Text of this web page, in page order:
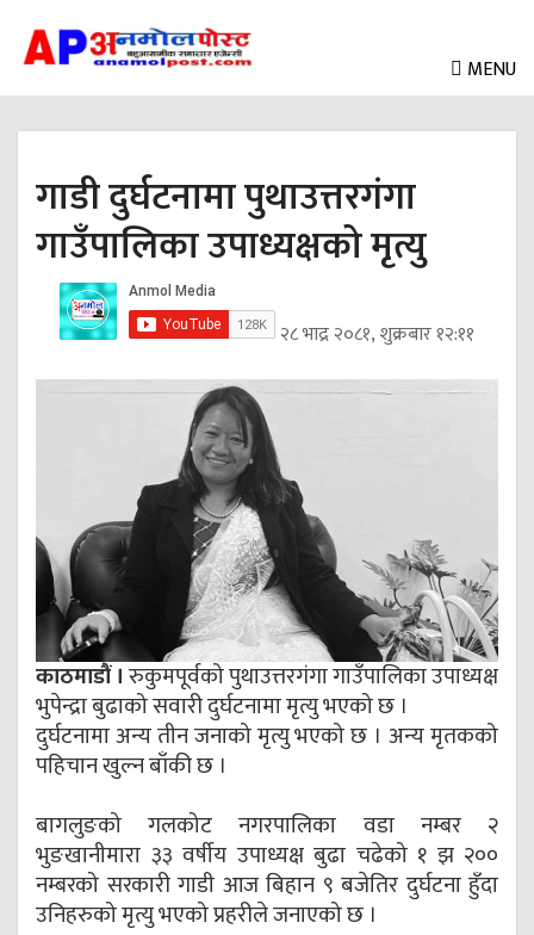
MENU
गाडी दुर्घटनामा पुथाउत्तरगंगा
गाउँपालिका उपाध्यक्षको मृत्यु
२८ भाद्र २०८१, शुक्रबार १२:११
काठमाडौं ।रुकुमपूर्वको पुथाउत्तरगंगा गाउँपालिका उपाध्यक्ष
भुपेन्द्रा बुढाको सवारी दुर्घटनामा मृत्यु भएको छ ।
दुर्घटनामा अन्य तीन जनाको मृत्यु भएको छ । अन्य मृतकको
पहिचान खुल्न बाँकी छ ।
बागलुङको गलकोट नगरपालिका वडा नम्बर २
भुङखानीमारा ३३ वर्षीय उपाध्यक्ष बुढा चढेको १ झ २००
नम्बरको सरकारी गाडी आज बिहान ९ बजेतिर दुर्घटना हुँदा
उनिहरुको मृत्यु भएको प्रहरीले जनाएको छ ।